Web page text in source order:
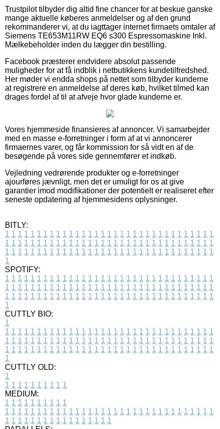
Trustpilot tilbyder dig altid fine chancer for at beskue ganske
mange aktuelle køberes anmeldelser og af den grund
rekommanderer vi, at du iagttager internet firmaets omtaler af
Siemens TE653M11RW EQ6 s300 Espressomaskine Inkl.
Mælkebeholder inden du lægger din bestilling.
Facebook præsterer endvidere absolut passende
muligheder for at få indblik i netbutikkens kundetilfredshed.
Her møder vi endda shops på nettet som tilbyder kunderne
at registrere en anmeldelse af deres køb, hvilket tilmed kan
drages fordel af til at afveje hvor glade kunderne er.
Vores hjemmeside finansieres af annoncer. Vi samarbejder
med en masse e-forretninger i form af at vi annoncerer
firmaernes varer, og får kommission for så vidt en af de
besøgende på vores side gennemfører et indkøb.
Vejledning vedrørende produkter og e-forretninger
ajourføres jævnligt, men det er umuligt for os at give
garantier imod modifikationer der potentielt er realiseret efter
seneste opdatering af hjemmesidens oplysninger.
BITLY:
1 1 1 1 1 1 1 1 1 1 1 1 1 1 1 1 1 1 1 1 1 1 1 1 1 1 1 1 1 1 1 1 1
1 1 1 1 1 1 1 1 1 1 1 1 1 1 1 1 1 1 1 1 1 1 1 1 1 1 1 1 1 1 1 1 1
1 1 1 1 1 1 1 1 1 1 1 1 1 1 1 1 1 1 1 1 1 1 1 1 1 1 1 1 1 1 1 1 1
1
SPOTIFY:
1 1 1 1 1 1 1 1 1 1 1 1 1 1 1 1 1 1 1 1 1 1 1 1 1 1 1 1 1 1 1 1 1
1 1 1 1 1 1 1 1 1 1 1 1 1 1 1 1 1 1 1 1 1 1 1 1 1 1 1 1 1 1 1 1 1
1 1 1 1 1 1 1 1 1 1 1 1 1 1 1 1 1 1 1 1 1 1 1 1 1 1 1 1 1 1 1 1 1
1
CUTTLY BIO:
1
1 1 1 1 1 1 1 1 1 1 1 1 1 1 1 1 1 1 1 1 1 1 1 1 1 1 1 1 1 1 1 1 1
1 1 1 1 1 1 1 1 1 1 1 1 1 1 1 1 1 1 1 1 1 1 1 1 1 1 1 1 1 1 1 1 1
1 1 1 1 1 1 1 1 1 1 1 1 1 1 1 1 1 1 1 1 1 1 1 1 1 1 1 1 1 1 1 1 1
1
CUTTLY OLD:
1
1 1 1 1 1 1 1 1 1 1
MEDIUM:
1 1 1 1 1 1 1 1 1 1
1 1 1 1 1 1 1 1 1 1 1 1 1 1 1 1 1 1 1 1 1 1 1 1 1 1 1 1 1 1 1 1 1
1 1 1 1 1 1 1 1 1 1 1 1 1 1 1 1 1